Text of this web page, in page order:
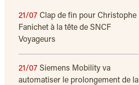
21/07 Clap de fin pour Christophe
Fanichet à la tête de SNCF
Voyageurs
21/07 Siemens Mobility va
automatiser le prolongement de la